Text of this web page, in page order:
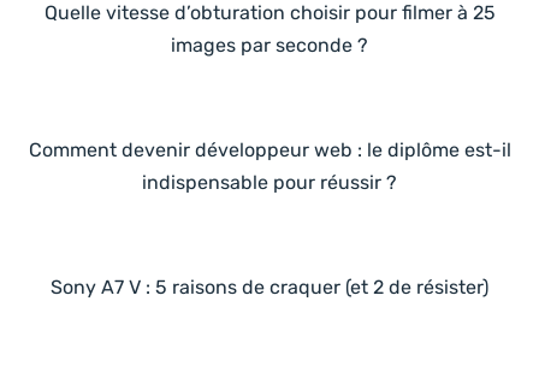
Quelle vitesse d’obturation choisir pour filmer à 25
images par seconde ?
Comment devenir développeur web : le diplôme est-il
indispensable pour réussir ?
Sony A7 V : 5 raisons de craquer (et 2 de résister)